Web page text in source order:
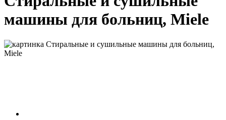
машины для больниц, Miele